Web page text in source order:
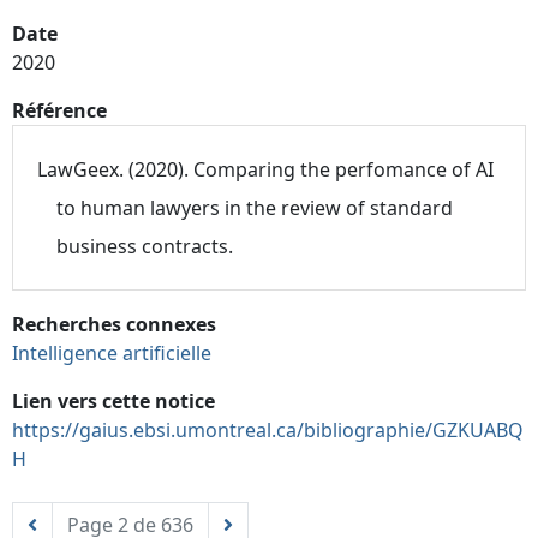
Date
2020
Référence
LawGeex. (2020). Comparing the perfomance of AI
to human lawyers in the review of standard
business contracts.
Recherches connexes
Intelligence artificielle
Lien vers cette notice
https://gaius.ebsi.umontreal.ca/bibliographie/GZKUABQ
H
Page 2 de 636